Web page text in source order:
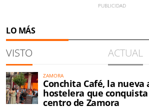
LO MÁS
VISTO ACTUAL
ZAMORA
Conchita Café, la nueva
hostelera que
centro de Zamora